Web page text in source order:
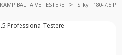
KAMP BALTA VE TESTERE Silky F180-7,5